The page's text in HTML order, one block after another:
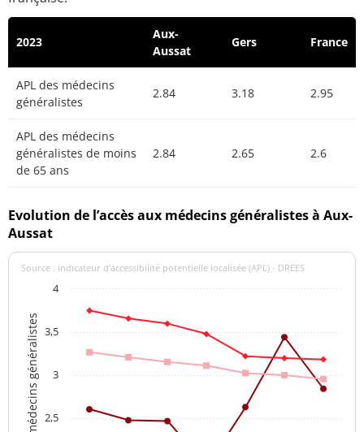
2023
Aux-
Aussat
Gers France
APL des médecins
généralistes
2.84 3.18 2.95
APL des médecins
généralistes de moins
de 65 ans
2.84 2.65 2.6
Evolution de l’accès aux médecins généralistes à Aux-
Aussat
APL des médecins généralistes
Source : indicateur d’accessibilité potentielle localisée (APL) - DREES
2,5
3
3,5
4